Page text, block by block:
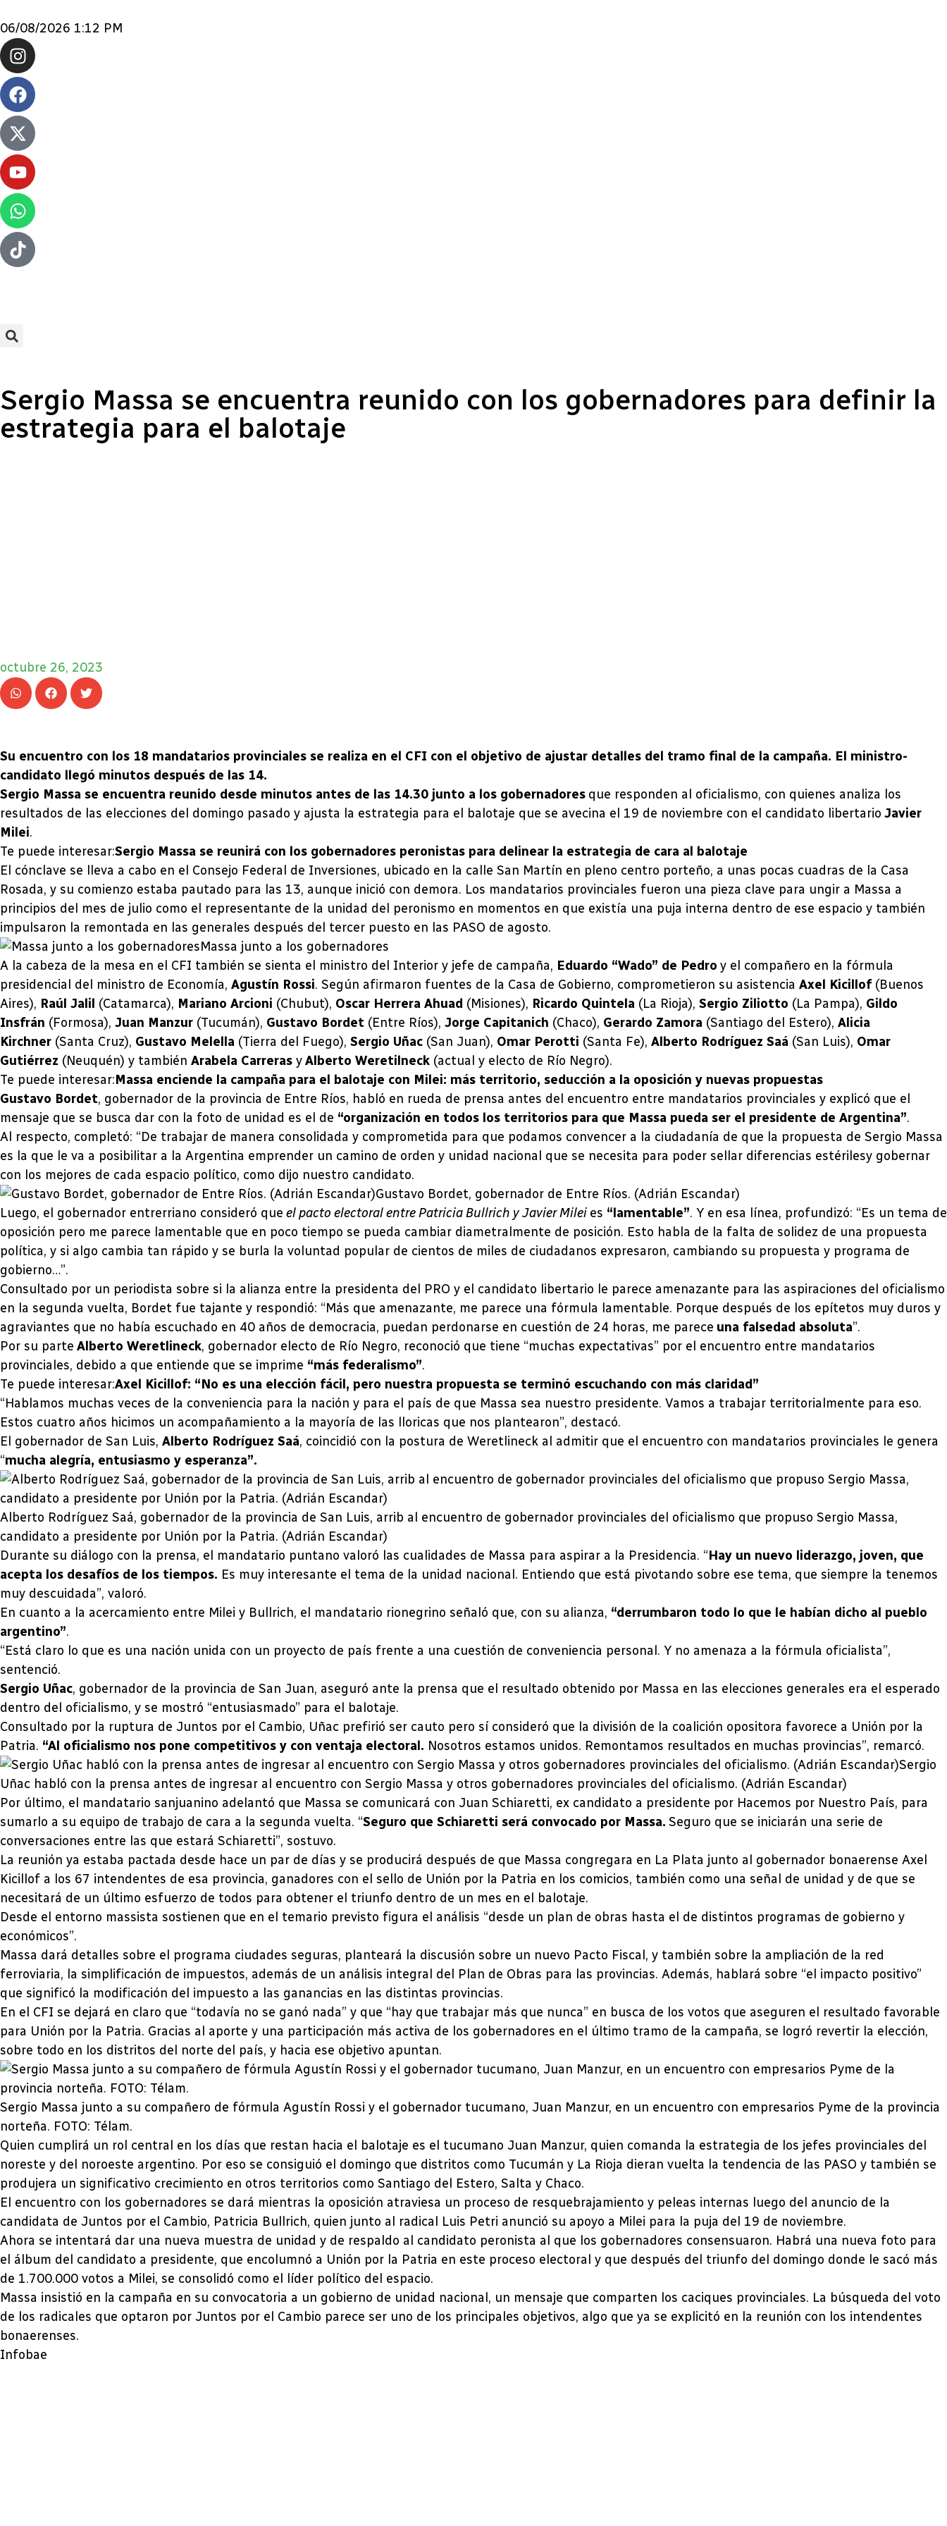
06/08/2026 1:12 PM
Sergio Massa se encuentra reunido con los gobernadores para definir la
estrategia para el balotaje
octubre 26, 2023
Su encuentro con los 18 mandatarios provinciales se realiza en el CFI con el objetivo de ajustar detalles del tramo final de la campaña. El ministro-
candidato llegó minutos después de las 14.
Sergio Massa se encuentra reunido desde minutos antes de las 14.30 junto a los gobernadores que responden al oficialismo, con quienes analiza los
resultados de las elecciones del domingo pasado y ajusta la estrategia para el balotaje que se avecina el 19 de noviembre con el candidato libertario Javier
Milei.
Te puede interesar:Sergio Massa se reunirá con los gobernadores peronistas para delinear la estrategia de cara al balotaje
El cónclave se lleva a cabo en el Consejo Federal de Inversiones, ubicado en la calle San Martín en pleno centro porteño, a unas pocas cuadras de la Casa
Rosada, y su comienzo estaba pautado para las 13, aunque inició con demora. Los mandatarios provinciales fueron una pieza clave para ungir a Massa a
principios del mes de julio como el representante de la unidad del peronismo en momentos en que existía una puja interna dentro de ese espacio y también
impulsaron la remontada en las generales después del tercer puesto en las PASO de agosto.
Massa junto a los gobernadores
A la cabeza de la mesa en el CFI también se sienta el ministro del Interior y jefe de campaña, Eduardo “Wado” de Pedro y el compañero en la fórmula
presidencial del ministro de Economía, Agustín Rossi. Según afirmaron fuentes de la Casa de Gobierno, comprometieron su asistencia Axel Kicillof (Buenos
Aires), Raúl Jalil (Catamarca), Mariano Arcioni (Chubut), Oscar Herrera Ahuad (Misiones), Ricardo Quintela (La Rioja), Sergio Ziliotto (La Pampa), Gildo
Insfrán (Formosa), Juan Manzur (Tucumán), Gustavo Bordet (Entre Ríos), Jorge Capitanich (Chaco), Gerardo Zamora (Santiago del Estero), Alicia
Kirchner (Santa Cruz), Gustavo Melella (Tierra del Fuego), Sergio Uñac (San Juan), Omar Perotti (Santa Fe), Alberto Rodríguez Saá (San Luis), Omar
Gutiérrez (Neuquén) y también Arabela Carreras yAlberto Weretilneck (actual y electo de Río Negro).
Te puede interesar:Massa enciende la campaña para el balotaje con Milei: más territorio, seducción a la oposición y nuevas propuestas
Gustavo Bordet, gobernador de la provincia de Entre Ríos, habló en rueda de prensa antes del encuentro entre mandatarios provinciales y explicó que el
mensaje que se busca dar con la foto de unidad es el de “organización en todos los territorios para que Massa pueda ser el presidente de Argentina”.
Al respecto, completó: “De trabajar de manera consolidada y comprometida para que podamos convencer a la ciudadanía de que la propuesta de Sergio Massa
es la que le va a posibilitar a la Argentina emprender un camino de orden y unidad nacional que se necesita para poder sellar diferencias estérilesy gobernar
con los mejores de cada espacio político, como dijo nuestro candidato.
Gustavo Bordet, gobernador de Entre Ríos. (Adrián Escandar)
Luego, el gobernador entrerriano consideró que el pacto electoral entre Patricia Bullrich y Javier Milei es “lamentable”. Y en esa línea, profundizó: “Es un tema de
oposición pero me parece lamentable que en poco tiempo se pueda cambiar diametralmente de posición. Esto habla de la falta de solidez de una propuesta
política, y si algo cambia tan rápido y se burla la voluntad popular de cientos de miles de ciudadanos expresaron, cambiando su propuesta y programa de
gobierno…”.
Consultado por un periodista sobre si la alianza entre la presidenta del PRO y el candidato libertario le parece amenazante para las aspiraciones del oficialismo
en la segunda vuelta, Bordet fue tajante y respondió: “Más que amenazante, me parece una fórmula lamentable. Porque después de los epítetos muy duros y
agraviantes que no había escuchado en 40 años de democracia, puedan perdonarse en cuestión de 24 horas, me parece una falsedad absoluta”.
Por su parte Alberto Weretlineck, gobernador electo de Río Negro, reconoció que tiene “muchas expectativas” por el encuentro entre mandatarios
provinciales, debido a que entiende que se imprime “más federalismo”.
Te puede interesar:Axel Kicillof: “No es una elección fácil, pero nuestra propuesta se terminó escuchando con más claridad”
“Hablamos muchas veces de la conveniencia para la nación y para el país de que Massa sea nuestro presidente. Vamos a trabajar territorialmente para eso.
Estos cuatro años hicimos un acompañamiento a la mayoría de las lloricas que nos plantearon”, destacó.
El gobernador de San Luis, Alberto Rodríguez Saá, coincidió con la postura de Weretlineck al admitir que el encuentro con mandatarios provinciales le genera
“mucha alegría, entusiasmo y esperanza”.
Alberto Rodríguez Saá, gobernador de la provincia de San Luis, arrib al encuentro de gobernador provinciales del oficialismo que propuso Sergio Massa,
candidato a presidente por Unión por la Patria. (Adrián Escandar)
Durante su diálogo con la prensa, el mandatario puntano valoró las cualidades de Massa para aspirar a la Presidencia. “Hay un nuevo liderazgo, joven, que
acepta los desafíos de los tiempos. Es muy interesante el tema de la unidad nacional. Entiendo que está pivotando sobre ese tema, que siempre la tenemos
muy descuidada”, valoró.
En cuanto a la acercamiento entre Milei y Bullrich, el mandatario rionegrino señaló que, con su alianza, “derrumbaron todo lo que le habían dicho al pueblo
argentino”.
“Está claro lo que es una nación unida con un proyecto de país frente a una cuestión de conveniencia personal. Y no amenaza a la fórmula oficialista”,
sentenció.
Sergio Uñac, gobernador de la provincia de San Juan, aseguró ante la prensa que el resultado obtenido por Massa en las elecciones generales era el esperado
dentro del oficialismo, y se mostró “entusiasmado” para el balotaje.
Consultado por la ruptura de Juntos por el Cambio, Uñac prefirió ser cauto pero sí consideró que la división de la coalición opositora favorece a Unión por la
Patria. “Al oficialismo nos pone competitivos y con ventaja electoral. Nosotros estamos unidos. Remontamos resultados en muchas provincias”, remarcó.
Sergio
Uñac habló con la prensa antes de ingresar al encuentro con Sergio Massa y otros gobernadores provinciales del oficialismo. (Adrián Escandar)
Por último, el mandatario sanjuanino adelantó que Massa se comunicará con Juan Schiaretti, ex candidato a presidente por Hacemos por Nuestro País, para
sumarlo a su equipo de trabajo de cara a la segunda vuelta. “Seguro que Schiaretti será convocado por Massa. Seguro que se iniciarán una serie de
conversaciones entre las que estará Schiaretti”, sostuvo.
La reunión ya estaba pactada desde hace un par de días y se producirá después de que Massa congregara en La Plata junto al gobernador bonaerense Axel
Kicillof a los 67 intendentes de esa provincia, ganadores con el sello de Unión por la Patria en los comicios, también como una señal de unidad y de que se
necesitará de un último esfuerzo de todos para obtener el triunfo dentro de un mes en el balotaje.
Desde el entorno massista sostienen que en el temario previsto figura el análisis “desde un plan de obras hasta el de distintos programas de gobierno y
económicos”.
Massa dará detalles sobre el programa ciudades seguras, planteará la discusión sobre un nuevo Pacto Fiscal, y también sobre la ampliación de la red
ferroviaria, la simplificación de impuestos, además de un análisis integral del Plan de Obras para las provincias. Además, hablará sobre “el impacto positivo”
que significó la modificación del impuesto a las ganancias en las distintas provincias.
En el CFI se dejará en claro que “todavía no se ganó nada” y que “hay que trabajar más que nunca” en busca de los votos que aseguren el resultado favorable
para Unión por la Patria. Gracias al aporte y una participación más activa de los gobernadores en el último tramo de la campaña, se logró revertir la elección,
sobre todo en los distritos del norte del país, y hacia ese objetivo apuntan.
Sergio Massa junto a su compañero de fórmula Agustín Rossi y el gobernador tucumano, Juan Manzur, en un encuentro con empresarios Pyme de la provincia
norteña. FOTO: Télam.
Quien cumplirá un rol central en los días que restan hacia el balotaje es el tucumano Juan Manzur, quien comanda la estrategia de los jefes provinciales del
noreste y del noroeste argentino. Por eso se consiguió el domingo que distritos como Tucumán y La Rioja dieran vuelta la tendencia de las PASO y también se
produjera un significativo crecimiento en otros territorios como Santiago del Estero, Salta y Chaco.
El encuentro con los gobernadores se dará mientras la oposición atraviesa un proceso de resquebrajamiento y peleas internas luego del anuncio de la
candidata de Juntos por el Cambio, Patricia Bullrich, quien junto al radical Luis Petri anunció su apoyo a Milei para la puja del 19 de noviembre.
Ahora se intentará dar una nueva muestra de unidad y de respaldo al candidato peronista al que los gobernadores consensuaron. Habrá una nueva foto para
el álbum del candidato a presidente, que encolumnó a Unión por la Patria en este proceso electoral y que después del triunfo del domingo donde le sacó más
de 1.700.000 votos a Milei, se consolidó como el líder político del espacio.
Massa insistió en la campaña en su convocatoria a un gobierno de unidad nacional, un mensaje que comparten los caciques provinciales. La búsqueda del voto
de los radicales que optaron por Juntos por el Cambio parece ser uno de los principales objetivos, algo que ya se explicitó en la reunión con los intendentes
bonaerenses.
Infobae